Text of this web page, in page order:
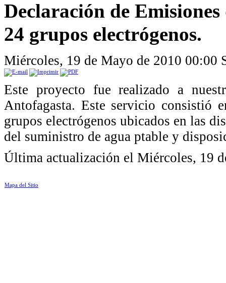
Declaración de
24 grupos electrógenos.
Miércoles, 19 de Mayo de 2010 00:00
Este proyecto fue realizado a
Antofagasta. Este servicio consistió
grupos electrógenos ubicados en las
del suministro de agua ptable y
Última actualización el Miércoles, 19
Mapa del Sitio